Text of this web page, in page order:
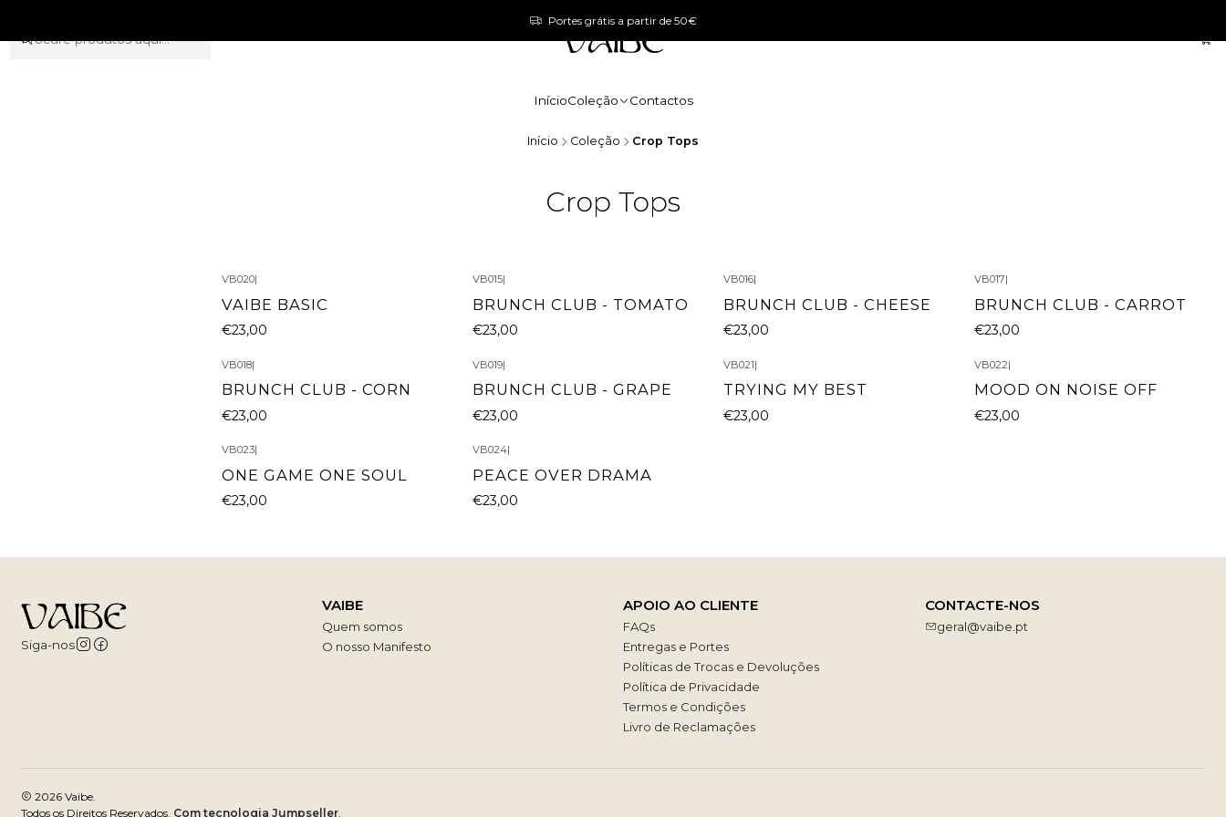
InícioColeção Contactos
Portes grátis a partir de 50€
Início Coleção Crop Tops
Crop Tops
VB020|
VAIBE BASIC
€23,00
VB015|
BRUNCH CLUB - TOMATO
€23,00
VB016|
BRUNCH CLUB - CHEESE
€23,00
VB017|
BRUNCH CLUB - CARROT
€23,00
VB018|
BRUNCH CLUB - CORN
€23,00
VB019|
BRUNCH CLUB - GRAPE
€23,00
VB021|
TRYING MY BEST
€23,00
VB022|
MOOD ON NOISE OFF
€23,00
VB023|
ONE GAME ONE SOUL
€23,00
VB024|
PEACE OVER DRAMA
€23,00
Siga-nos
VAIBE
Quem somos
O nosso Manifesto
APOIO AO CLIENTE
FAQs
Entregas e Portes
Políticas de Trocas e Devoluções
Política de Privacidade
Termos e Condições
Livro de Reclamações
CONTACTE-NOS
geral@vaibe.pt
2026 Vaibe.
Todos os Direitos Reservados. Com tecnologia Jumpseller.